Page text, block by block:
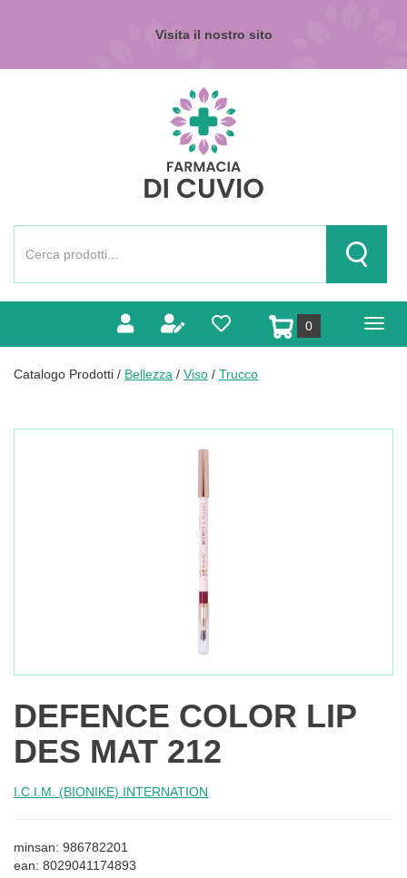
Visita il nostro sito
Prodotto
Cerca
0prodotti
inseriti
Catalogo Prodotti / Bellezza / Viso / Trucco
DEFENCE COLOR LIP
DES MAT 212
I.C.I.M. (BIONIKE) INTERNATION
minsan: 986782201
ean: 8029041174893